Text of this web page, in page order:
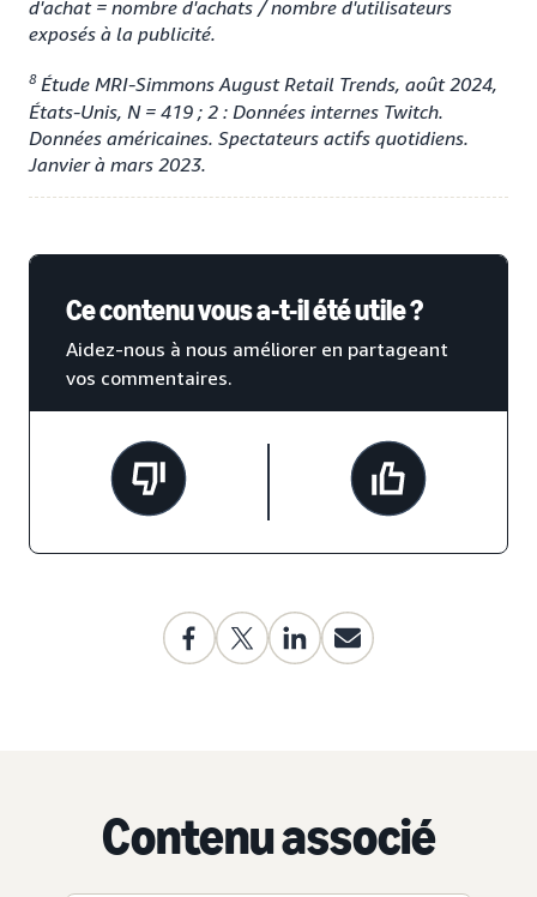
d'achat = nombre d'achats / nombre d'utilisateurs
exposés à la publicité.
8Étude MRI-Simmons August Retail Trends, août 2024,
États-Unis, N = 419 ; 2 : Données internes Twitch.
Données américaines. Spectateurs actifs quotidiens.
Janvier à mars 2023.
Ce contenu vous a-t-il été utile ?
Aidez-nous à nous améliorer en partageant
vos commentaires.
Contenu associé